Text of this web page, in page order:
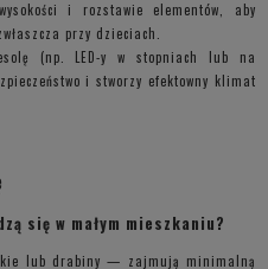
i rozstawie elementów, aby
przy dzieciach.
(np. LED-y w stopniach lub na
i stworzy efektowny klimat
się w małym mieszkaniu?
lub drabiny — zajmują minimalną